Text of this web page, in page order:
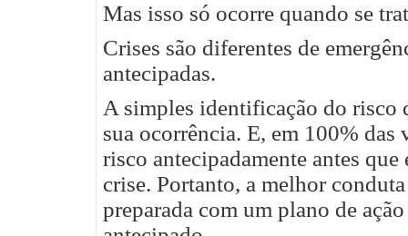
Mas isso só ocorre quando se
Crises são diferentes de
antecipadas.
A simples identificação do risco
sua ocorrência. E, em 100% das
risco antecipadamente antes
crise. Portanto, a melhor
preparada com um plano de